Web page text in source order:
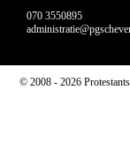
070 3550895
© 2008 - 2026